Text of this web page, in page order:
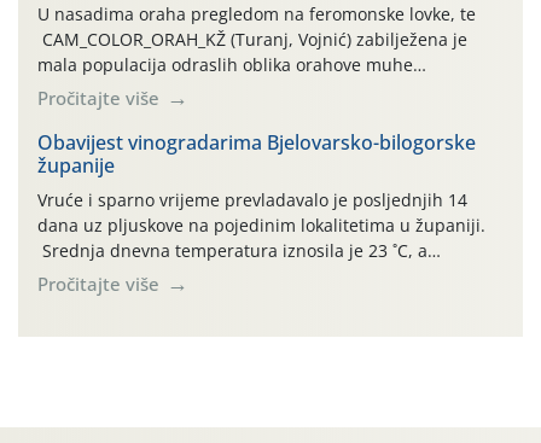
U nasadima oraha pregledom na feromonske lovke, te
CAM_COLOR_ORAH_KŽ (Turanj, Vojnić) zabilježena je
mala populacija odraslih oblika orahove muhe
(Rhagoletis completa). Niska brojnost može se objasniti
činjenicom da je riječ o mladim nasadima s vrlo malim
urodom, što je povezano i s manjim brojem prezimjelih
jedinki. U starijim nasadima, na žutim ljepljivim Rebell
pločama s […]
Pročitajte više
Obavijest vinogradarima Bjelovarsko-bilogorske
županije
Vruće i sparno vrijeme prevladavalo je posljednjih 14
dana uz pljuskove na pojedinim lokalitetima u županiji.
Srednja dnevna temperatura iznosila je 23 ˚C, a
maksimalne su posljednjih dana dosezale do 35 ˚C.
Simptome plamenjače vinove loze (Plasmoparas
Pročitajte više